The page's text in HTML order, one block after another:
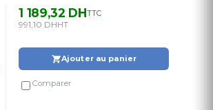
1 189,32 DHTTC
991,10 DHHT
Ajouter au panier
Comparer